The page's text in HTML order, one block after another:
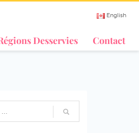
English
Desservies Contact